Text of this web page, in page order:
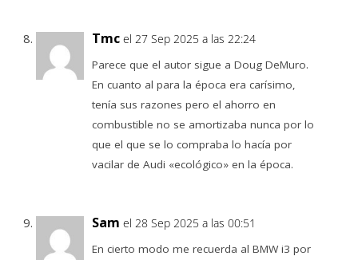
Tmc el 27 Sep 2025 a las 22:24
Parece que el autor sigue a Doug DeMuro.
En cuanto al para la época era carísimo,
tenía sus razones pero el ahorro en
combustible no se amortizaba nunca por lo
que el que se lo compraba lo hacía por
vacilar de Audi «ecológico» en la época.
Sam el 28 Sep 2025 a las 00:51
En cierto modo me recuerda al BMW i3 por